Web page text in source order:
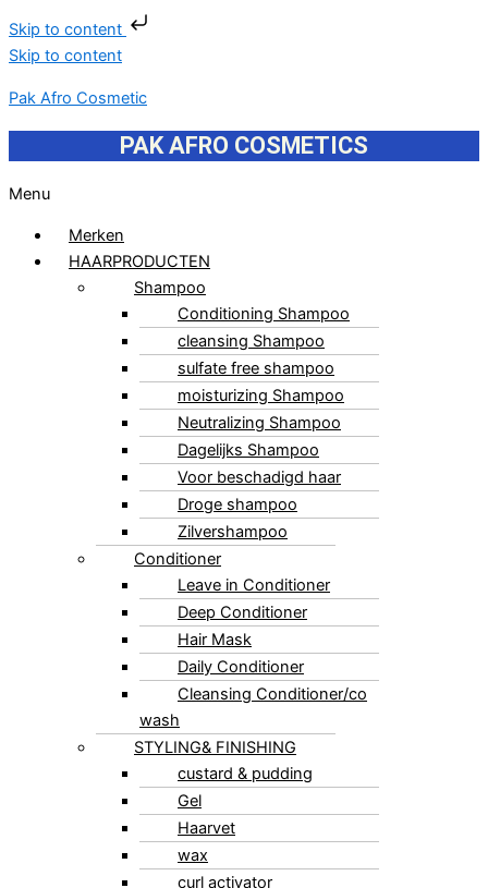
Skip to content
Skip to content
Pak Afro Cosmetic
PAK AFRO COSMETICS
Menu
Merken
HAARPRODUCTEN
Shampoo
Conditioning Shampoo
cleansing Shampoo
sulfate free shampoo
moisturizing Shampoo
Neutralizing Shampoo
Dagelijks Shampoo
Voor beschadigd haar
Droge shampoo
Zilvershampoo
Conditioner
Leave in Conditioner
Deep Conditioner
Hair Mask
Daily Conditioner
Cleansing Conditioner/co
wash
STYLING& FINISHING
custard & pudding
Gel
Haarvet
wax
curl activator